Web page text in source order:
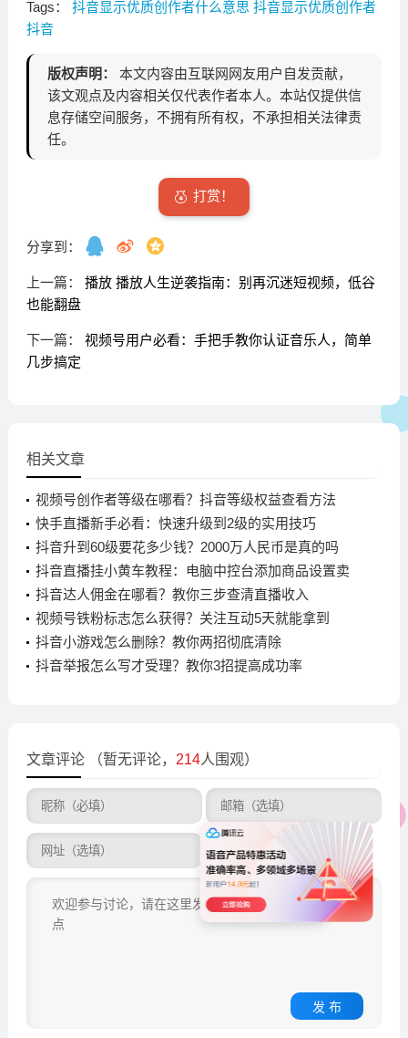
Tags： 抖音显示优质创作者什么意思 抖音显示优质创作者
抖音
版权声明：
本文内容由互联网网友用户自发贡献，
该文观点及内容相关仅代表作者本人。本站仅提供信
息存储空间服务，不拥有所有权，不承担相关法律责
任。
打赏！
分享到：
上一篇： 播放 播放人生逆袭指南：别再沉迷短视频，低谷
也能翻盘
下一篇： 视频号用户必看：手把手教你认证音乐人，简单
几步搞定
相关文章
视频号创作者等级在哪看？抖音等级权益查看方法
快手直播新手必看：快速升级到2级的实用技巧
抖音升到60级要花多少钱？2000万人民币是真的吗
抖音直播挂小黄车教程：电脑中控台添加商品设置卖
点
抖音达人佣金在哪看？教你三步查清直播收入
视频号铁粉标志怎么获得？关注互动5天就能拿到
抖音小游戏怎么删除？教你两招彻底清除
抖音举报怎么写才受理？教你3招提高成功率
文章评论 （暂无评论， 214人围观）
发 布